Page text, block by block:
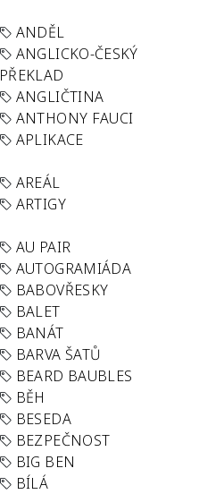
ANDĚL
ANGLICKO-ČESKÝ
PŘEKLAD
ANGLIČTINA
ANTHONY FAUCI
APLIKACE
AREÁL
ARTIGY
AU PAIR
AUTOGRAMIÁDA
BABOVŘESKY
BALET
BANÁT
BARVA ŠATŮ
BEARD BAUBLES
BĚH
BESEDA
BEZPEČNOST
BIG BEN
BÍLÁ